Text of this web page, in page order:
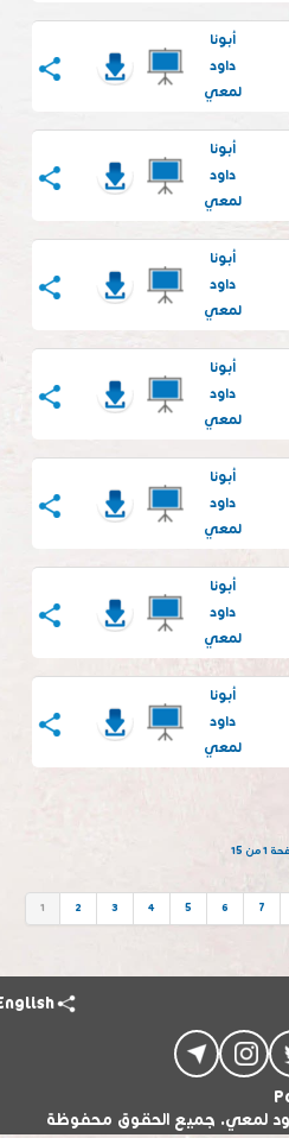
أبونا
داود
لمعي
أبونا
داود
لمعي
أبونا
داود
لمعي
أبونا
داود
لمعي
أبونا
داود
لمعي
أبونا
داود
لمعي
أبونا
داود
لمعي
English